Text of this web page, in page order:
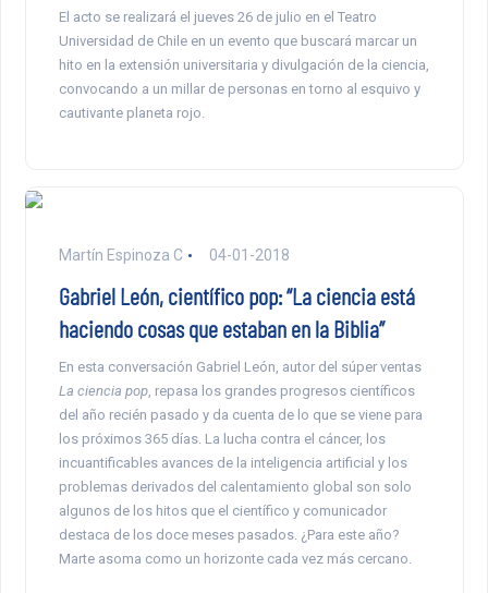
El acto se realizará el jueves 26 de julio en el Teatro
Universidad de Chile en un evento que buscará marcar un
hito en la extensión universitaria y divulgación de la ciencia,
convocando a un millar de personas en torno al esquivo y
cautivante planeta rojo.
Martín Espinoza C 04-01-2018
Gabriel León, científico pop: “La ciencia está
haciendo cosas que estaban en la Biblia”
En esta conversación Gabriel León, autor del súper ventas
La ciencia pop, repasa los grandes progresos científicos
del año recién pasado y da cuenta de lo que se viene para
los próximos 365 días. La lucha contra el cáncer, los
incuantificables avances de la inteligencia artificial y los
problemas derivados del calentamiento global son solo
algunos de los hitos que el científico y comunicador
destaca de los doce meses pasados. ¿Para este año?
Marte asoma como un horizonte cada vez más cercano.